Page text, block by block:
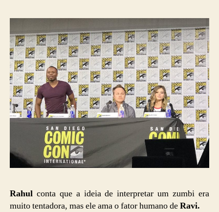
Rahul conta que a ideia de interpretar um zumbi era
muito tentadora, mas ele ama o fator humano deRavi.